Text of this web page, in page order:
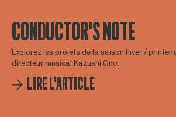
CONDUCTOR'S NOTE
Explorez les projets de la saison hiver /
directeur musical Kazushi Ono.
LIRE L'ARTICLE